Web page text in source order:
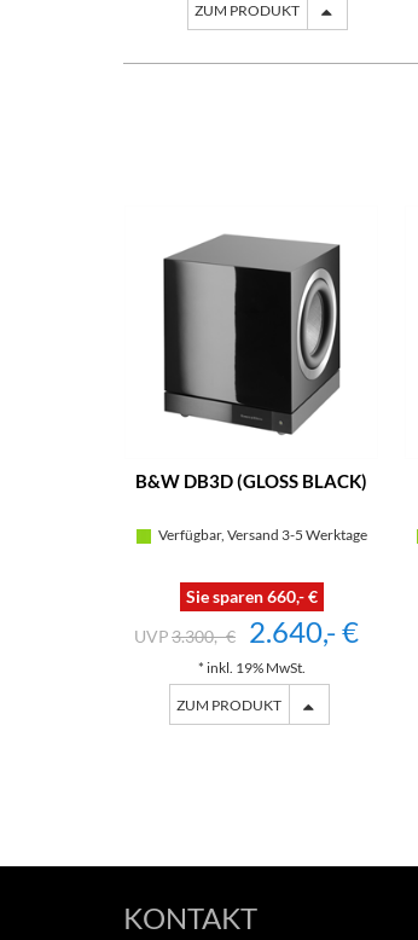
ZUM PRODUKT
B&W DB3D (GLOSS BLACK)
Verfügbar, Versand 3-5 Werktage
Sie sparen 660,- €
3.300,- €
2.640,- €
* inkl. 19% MwSt.
ZUM PRODUKT
KONTAKT